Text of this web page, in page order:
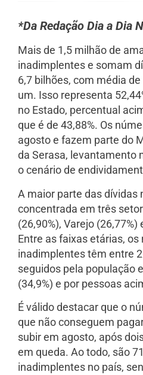
*Da Redação Dia a Dia
Mais de 1,5 milhão de
inadimplentes e somam
6,7 bilhões, com média
um. Isso representa
no Estado, percentual
que é de 43,88%. Os
agosto e fazem parte do
da Serasa, levantamento
o cenário de
A maior parte das dívidas
concentrada em três
(26,90%), Varejo (26,77%)
Entre as faixas etárias, os
inadimplentes têm entre
seguidos pela população
(34,9%) e por pessoas
É válido destacar que o
que não conseguem
subir em agosto, após
em queda. Ao todo, são
inadimplentes no país,